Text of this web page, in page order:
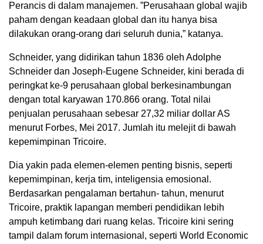
Perancis di dalam manajemen. ”Perusahaan global wajib
paham dengan keadaan global dan itu hanya bisa
dilakukan orang-orang dari seluruh dunia,” katanya.
Schneider, yang didirikan tahun 1836 oleh Adolphe
Schneider dan Joseph-Eugene Schneider, kini berada di
peringkat ke-9 perusahaan global berkesinambungan
dengan total karyawan 170.866 orang. Total nilai
penjualan perusahaan sebesar 27,32 miliar dollar AS
menurut Forbes, Mei 2017. Jumlah itu melejit di bawah
kepemimpinan Tricoire.
Dia yakin pada elemen-elemen penting bisnis, seperti
kepemimpinan, kerja tim, inteligensia emosional.
Berdasarkan pengalaman bertahun- tahun, menurut
Tricoire, praktik lapangan memberi pendidikan lebih
ampuh ketimbang dari ruang kelas. Tricoire kini sering
tampil dalam forum internasional, seperti World Economic